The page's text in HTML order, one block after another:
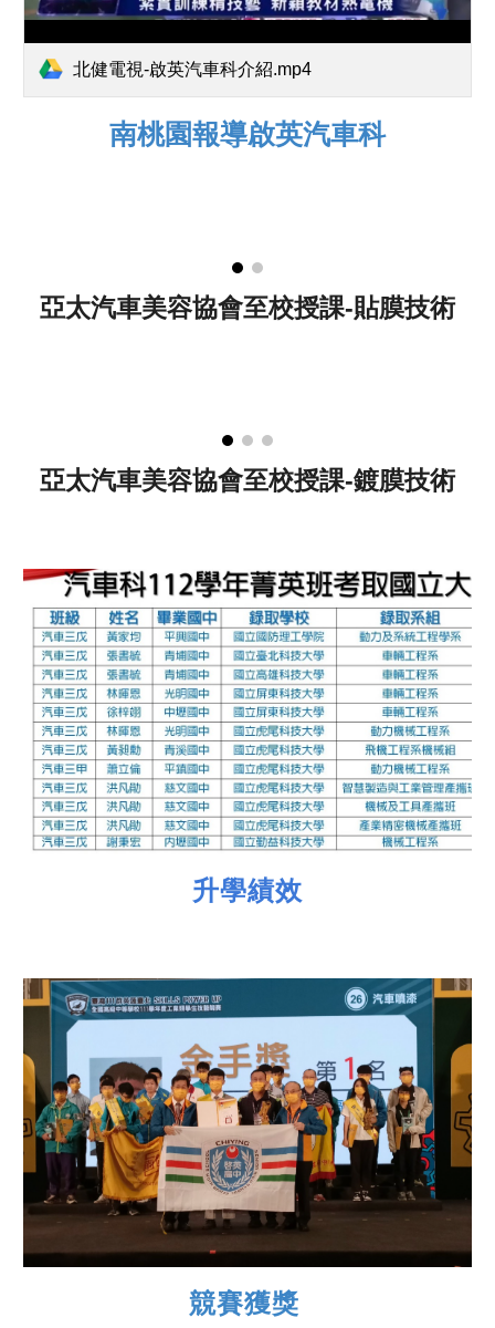
北健電視-啟英汽車科介紹.mp4
南桃園報導啟英汽車科
亞太汽車美容協會至校授課-貼膜技術
亞太汽車美容協會至校授課-鍍膜技術
升學績效
競賽獲獎